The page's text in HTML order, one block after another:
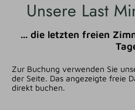
Unsere Last
... die letzten freien
Zur Buchung verwenden Sie
der Seite. Das angezeigte freie
direkt buchen.